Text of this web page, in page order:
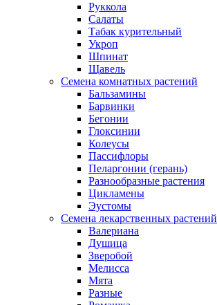
Руккола
Салаты
Табак курительный
Укроп
Шпинат
Щавель
Семена комнатных растений
Бальзамины
Барвинки
Бегонии
Глоксинии
Колеусы
Пассифлоры
Пеларгонии (герань)
Разнообразные растения
Цикламены
Эустомы
Семена лекарственных растений
Валериана
Душица
Зверобой
Мелисса
Мята
Разные